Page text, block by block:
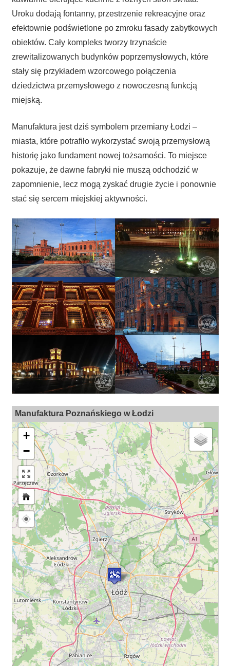
Uroku dodają fontanny, przestrzenie rekreacyjne oraz
efektownie podświetlone po zmroku fasady zabytkowych
obiektów. Cały kompleks tworzy trzynaście
zrewitalizowanych budynków poprzemysłowych, które
stały się przykładem wzorcowego połączenia
dziedzictwa przemysłowego z nowoczesną funkcją
miejską.
Manufaktura jest dziś symbolem przemiany Łodzi –
miasta, które potrafiło wykorzystać swoją przemysłową
historię jako fundament nowej tożsamości. To miejsce
pokazuje, że dawne fabryki nie muszą odchodzić w
zapomnienie, lecz mogą zyskać drugie życie i ponownie
stać się sercem miejskiej aktywności.
Manufaktura Poznańskiego w Łodzi
+
−